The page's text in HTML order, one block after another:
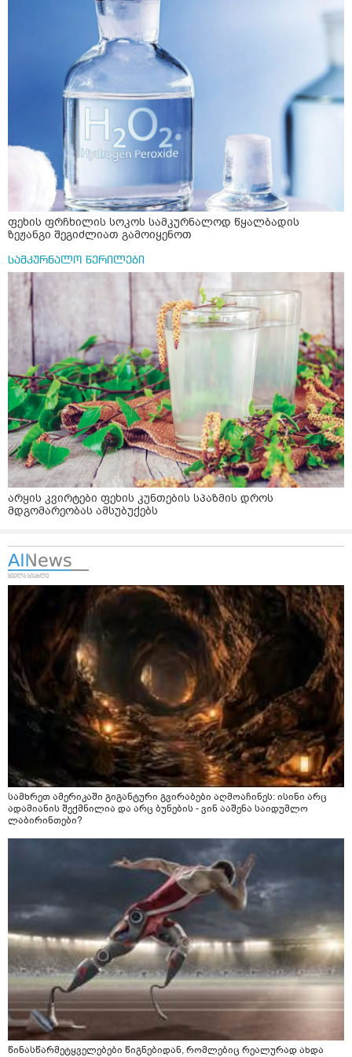
ფეხის ფრჩხილის სოკოს სამკურნალოდ წყალბადის
ზეჟანგი შეგიძლიათ გამოიყენოთ
სამკურნალო წერილები
არყის კვირტები ფეხის კუნთების სპაზმის დროს
მდგომარეობას ამსუბუქებს
სამხრეთ ამერიკაში გიგანტური გვირაბები აღმოაჩინეს: ისინი არც
ადამიანის შექმნილია და არც ბუნების - ვინ ააშენა საიდუმლო
ლაბირინთები?
წინასწარმეტყველებები წიგნებიდან, რომლებიც რეალურად ახდა